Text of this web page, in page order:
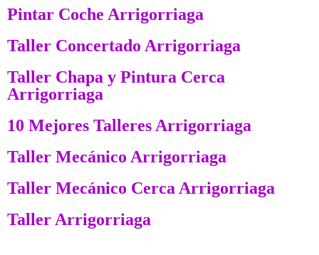
Pintar Coche Arrigorriaga
Taller Concertado Arrigorriaga
Taller Chapa y Pintura Cerca
Arrigorriaga
10 Mejores Talleres Arrigorriaga
Taller Mecánico Arrigorriaga
Taller Mecánico Cerca Arrigorriaga
Taller Arrigorriaga